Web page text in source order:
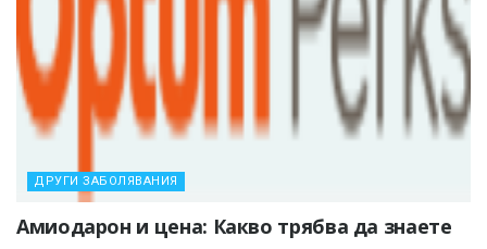
ДРУГИ ЗАБОЛЯВАНИЯ
Амиодарон и цена: Какво трябва да знаете